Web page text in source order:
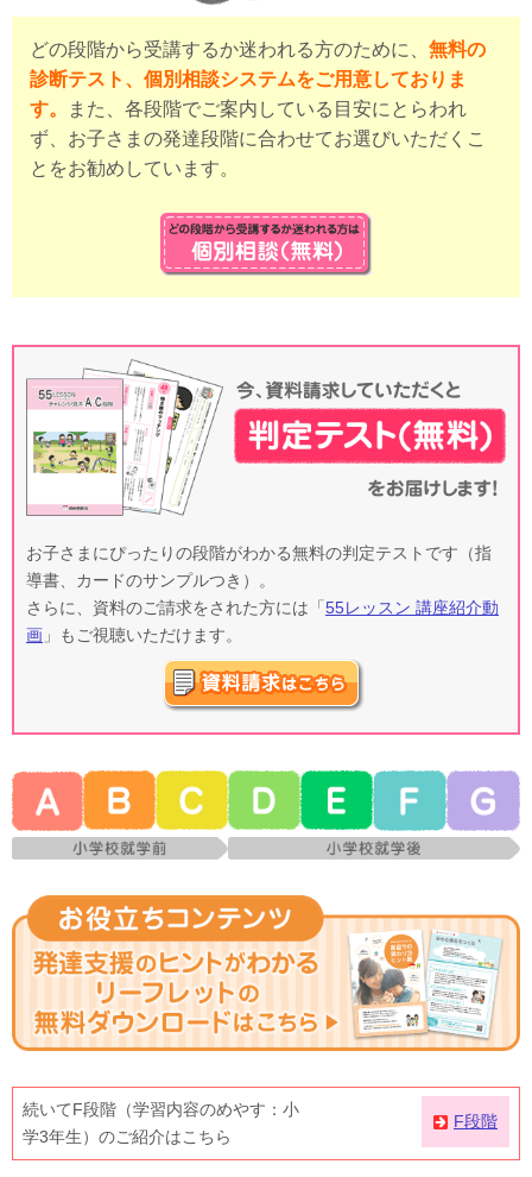
どの段階から受講するか迷われる方のために、 無料の
診断テスト、個別相談システムをご用意しておりま
す。
また、各段階でご案内している目安にとらわれ
ず、お子さまの発達段階に合わせてお選びいただくこ
とをお勧めしています。
お子さまにぴったりの段階がわかる無料の判定テストです（指
導書、カードのサンプルつき）。
さらに、資料のご請求をされた方には「 55レッスン 講座紹介動
画 」もご視聴いただけます。
続いてF段階（学習内容のめやす：小
学3年生）のご紹介はこちら
F段階